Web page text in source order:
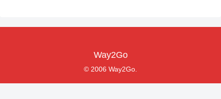
Way2Go
© 2006 Way2Go.